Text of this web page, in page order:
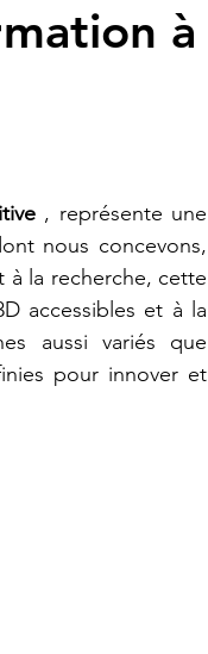
3D K2 Plus Combo
à
, représente une
nous concevons,
à la recherche, cette
accessibles et à la
aussi variés que
pour innover et